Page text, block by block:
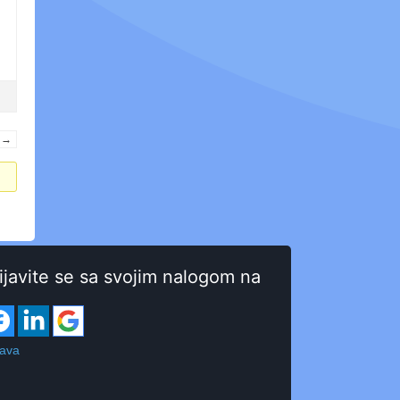
→
se sa svojim nalogom na